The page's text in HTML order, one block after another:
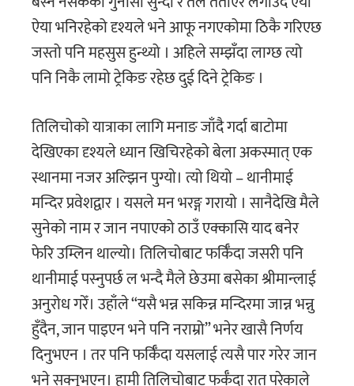
ऐया भनिरहेको दृश्यले भने आफू नगएकोमा ठिकै गरिएछ
जस्तो पनि महसुस हुन्थ्यो । अहिले सम्झँदा लाग्छ त्यो
पनि निकै लामो ट्रेकिङ रहेछ दुई दिने ट्रेकिङ ।
तिलिचोको यात्राका लागि मनाङ जाँदै गर्दा बाटोमा
देखिएका दृश्यले ध्यान खिचिरहेको बेला अकस्मात् एक
स्थानमा नजर अल्झिन पुग्याे। त्यो थियो – थानीमाई
मन्दिर प्रवेशद्वार । यसले मन भरङ्ग गरायाे । सानैदेखि मैले
सुनेको नाम र जान नपाएको ठाउँ एक्कासि याद बनेर
फेरि उम्लिन थाल्यो। तिलिचोबाट फर्किँदा जसरी पनि
थानीमाई पस्नुपर्छ ल भन्दै मैले छेउमा बसेका श्रीमान्लाई
अनुरोध गरेँ। उहाँले “यसै भन्न सकिन्न मन्दिरमा जान्न भन्नु
हुँदैन, जान पाइएन भने पनि नराम्रो” भनेर खासै निर्णय
दिनुभएन । तर पनि फर्किँदा यसलाई त्यसै पार गरेर जान
भने सक्नुभएन। हामी तिलिचोबाट फर्कँदा रात परेकाले